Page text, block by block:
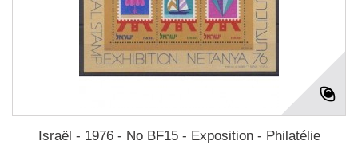
Israël - 1976 - No BF15 - Exposition - Philatélie